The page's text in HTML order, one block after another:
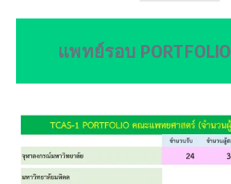
แพทย์รอบ PORTFOLIO